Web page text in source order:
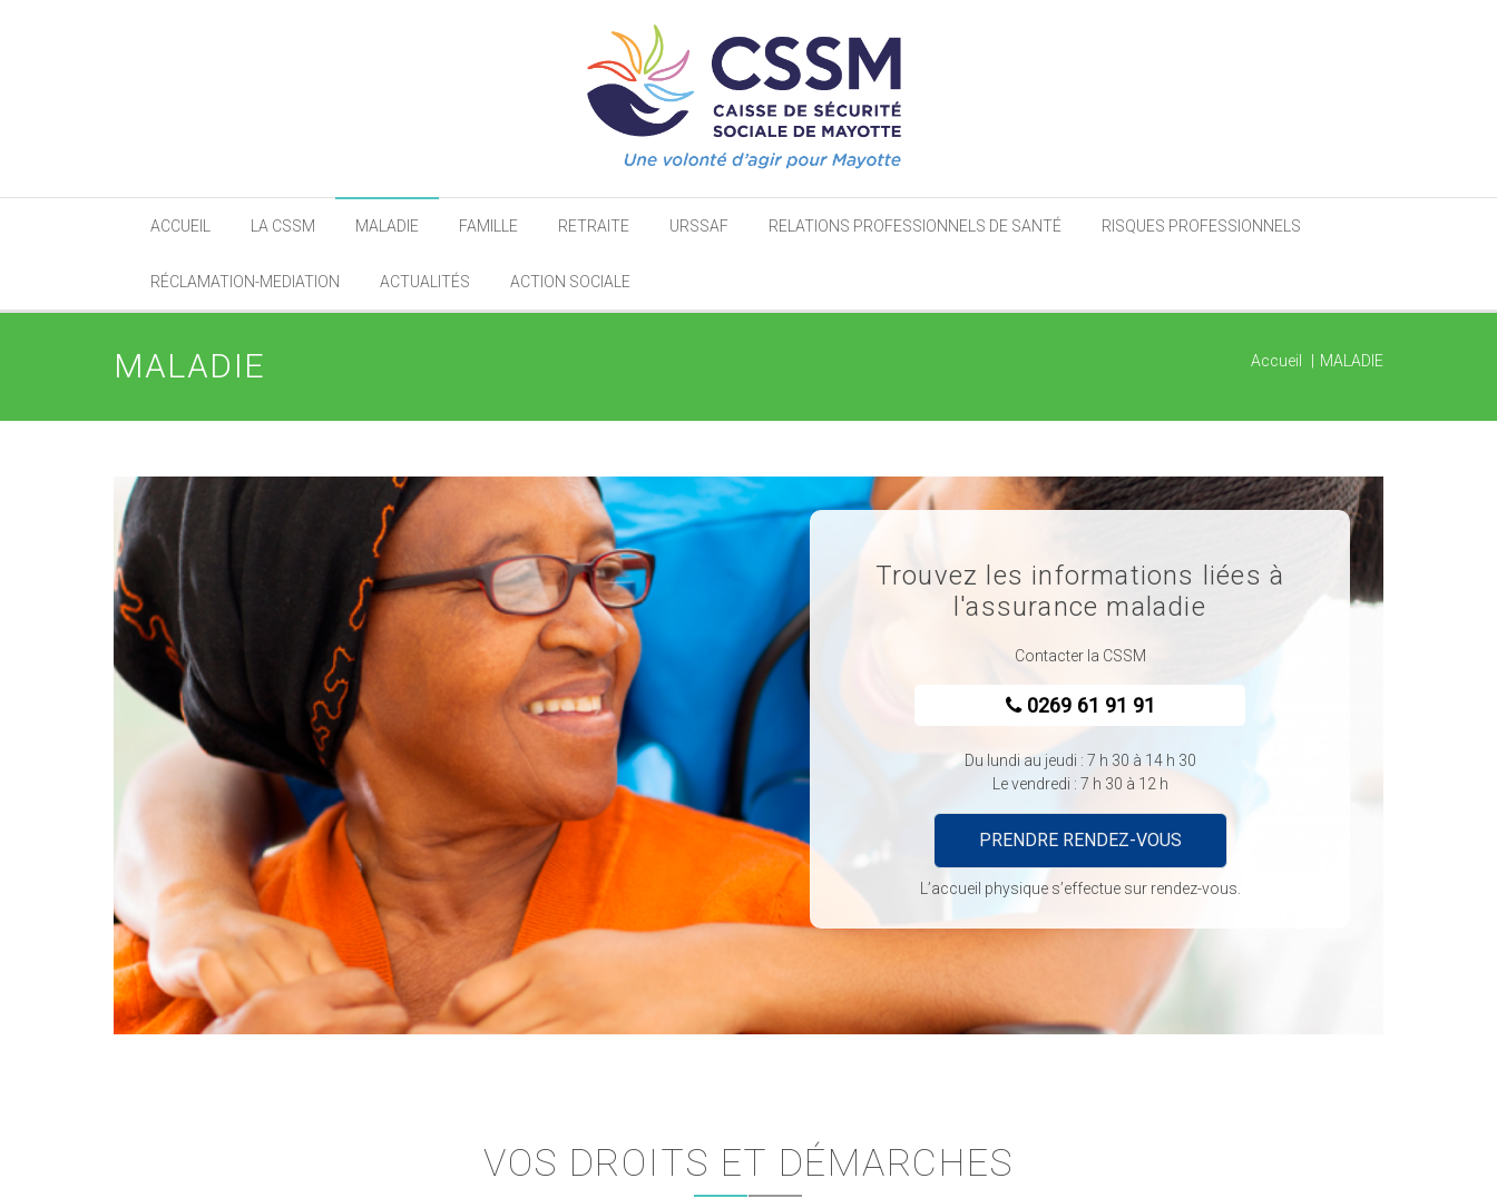
ACCUEIL LA CSSM MALADIE FAMILLE RETRAITE URSSAF RELATIONS PROFESSIONNELS DE SANTÉ RISQUES PROFESSIONNELS
RÉCLAMATION-MEDIATION ACTUALITÉS ACTION SOCIALE
MALADIE Accueil MALADIE
Trouvez les informations liées à
l'assurance maladie
Contacter la CSSM
0269 61 91 91
Du lundi au jeudi : 7 h 30 à 14 h 30
Le vendredi : 7 h 30 à 12 h
PRENDRE RENDEZ-VOUS
L’accueil physique s’effectue sur rendez-vous.
VOS DROITS ET DÉMARCHES